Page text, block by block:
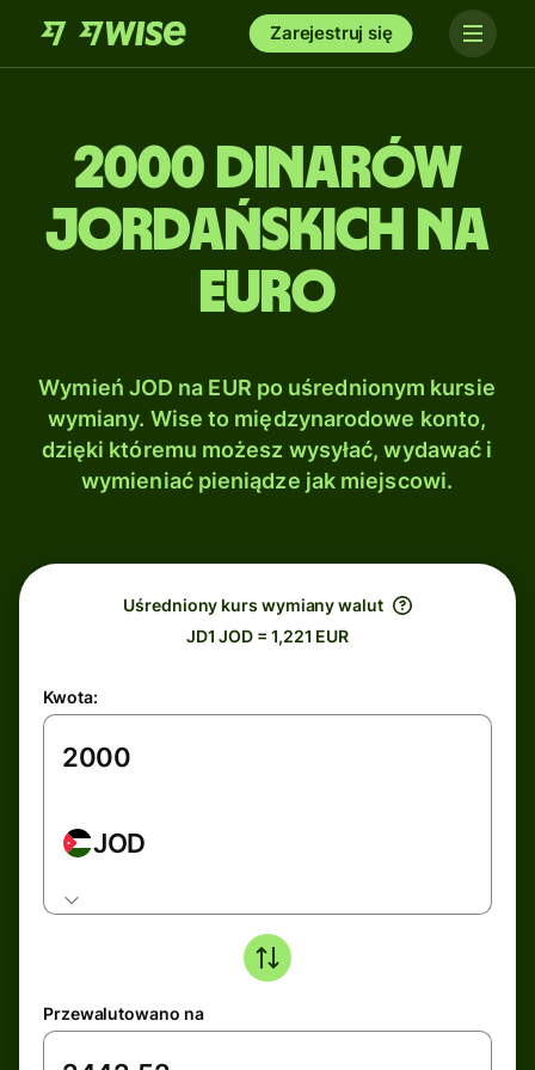
Zarejestruj się
2000 Dinarów
jordańskich na
Euro
Wymień JOD na EUR po uśrednionym kursie
wymiany. Wise to międzynarodowe konto,
dzięki któremu możesz wysyłać, wydawać i
wymieniać pieniądze jak miejscowi.
Uśredniony kurs wymiany walut
JD1 JOD = 1,221 EUR
Kwota:
JOD
Przewalutowano na